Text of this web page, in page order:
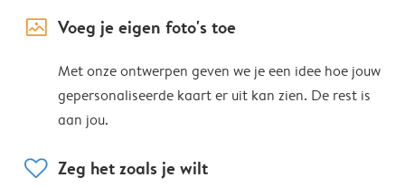
image_placeholder Voeg je eigen foto's toe
Met onze ontwerpen geven we je een idee hoe jouw
gepersonaliseerde kaart er uit kan zien. De rest is
aan jou.
heart Zeg het zoals je wilt